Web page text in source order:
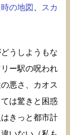
の地図
スカ
うしようもな
ー駅の呪われ
悪さ、カオス
は驚きと困惑
きっと都市計